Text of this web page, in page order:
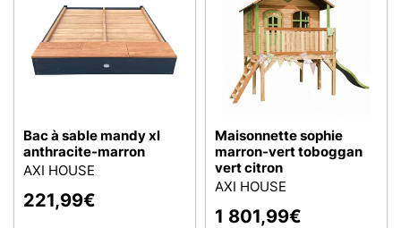
Bac à sable mandy xl
anthracite-marron
AXI HOUSE
221,99€
Maisonnette sophie
marron-vert toboggan
vert citron
AXI HOUSE
1 801,99€